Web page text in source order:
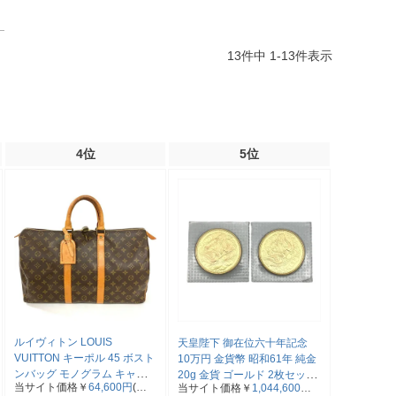
13件中 1-13件表示
4位 5位
ルイヴィトン LOUIS
VUITTON キーポル 45 ボスト
ンバッグ モノグラム キャン
バス M41428 SP0961【中
当サイト価格￥ 64,600円(税
天皇陛下 御在位六十年記念
10万円 金貨幣 昭和61年 純金
20g 金貨 ゴールド 2枚セット
計40g【中古】
当サイト価格￥ 1,044,600円